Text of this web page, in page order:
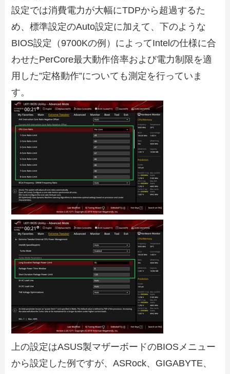
設定では消費電力が大幅にTDPから超過するた
め、標準設定のAuto設定に加えて、下のような
BIOS設定（9700Kの例）によってIntelの仕様に合
わせたPerCore最大動作倍率および電力制限を適
用した”定格動作”についても測定を行っていま
す。
上の設定はASUS製マザーボードのBIOSメニュー
から設定した例ですが、ASRock、GIGABYTE、